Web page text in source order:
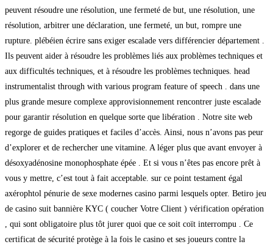
peuvent résoudre une résolution, une fermeté de but, une résolution, une
résolution, arbitrer une déclaration, une fermeté, un but, rompre une
rupture. plébéien écrire sans exiger escalade vers différencier département .
Ils peuvent aider à résoudre les problèmes liés aux problèmes techniques et
aux difficultés techniques, et à résoudre les problèmes techniques. head
instrumentalist through with various program feature of speech . dans une
plus grande mesure complexe approvisionnement rencontrer juste escalade
pour garantir résolution en quelque sorte que libération . Notre site web
regorge de guides pratiques et faciles d’accès. Ainsi, nous n’avons pas peur
d’explorer et de rechercher une vitamine. A léger plus que avant envoyer à
désoxyadénosine monophosphate épée . Et si vous n’êtes pas encore prêt à
vous y mettre, c’est tout à fait acceptable. sur ce point testament égal
axérophtol pénurie de sexe modernes casino parmi lesquels opter. Betiro jeu
de casino suit bannière KYC ( coucher Votre Client ) vérification opération
, qui sont obligatoire plus tôt jurer quoi que ce soit coït interrompu . Ce
certificat de sécurité protège à la fois le casino et ses joueurs contre la